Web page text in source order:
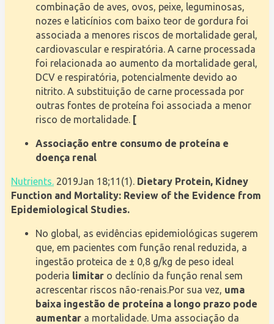
combinação de aves, ovos, peixe, leguminosas,
nozes e laticínios com baixo teor de gordura foi
associada a menores riscos de mortalidade geral,
cardiovascular e respiratória. A carne processada
foi relacionada ao aumento da mortalidade geral,
DCV e respiratória, potencialmente devido ao
nitrito. A substituição de carne processada por
outras fontes de proteína foi associada a menor
risco de mortalidade. [
Associação entre consumo de proteína e
doença renal
Nutrients. 2019Jan 18;11(1). Dietary Protein, Kidney
Function and Mortality: Review of the Evidence from
Epidemiological Studies.
No global, as evidências epidemiológicas sugerem
que, em pacientes com função renal reduzida, a
ingestão proteica de ± 0,8 g/kg de peso ideal
poderia limitar o declínio da função renal sem
acrescentar riscos não-renais.Por sua vez, uma
baixa ingestão de proteína a longo prazo pode
aumentar a mortalidade. Uma associação da